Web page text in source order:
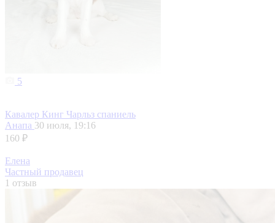
5
Кавалер Кинг Чарльз спаниель
Анапа 30 июля, 19:16
160 ₽
Елена
Частный продавец
1 отзыв